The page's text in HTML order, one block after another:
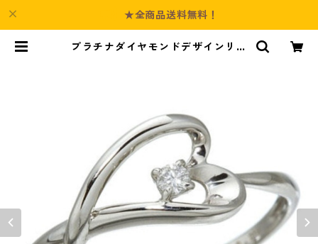
★全商品送料無料！
プラチナダイヤモンドデザインリン